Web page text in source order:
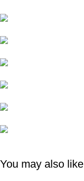
You may also like